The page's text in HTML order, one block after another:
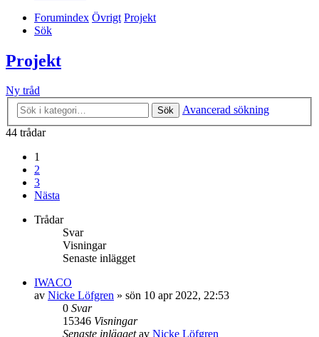
Forumindex Övrigt Projekt
Sök
Projekt
Ny tråd
Sök
Avancerad sökning
44 trådar
1
2
3
Nästa
Trådar
Svar
Visningar
Senaste inlägget
IWACO
av Nicke Löfgren » sön 10 apr 2022, 22:53
0 Svar
15346 Visningar
Senaste inläggetav Nicke Löfgren